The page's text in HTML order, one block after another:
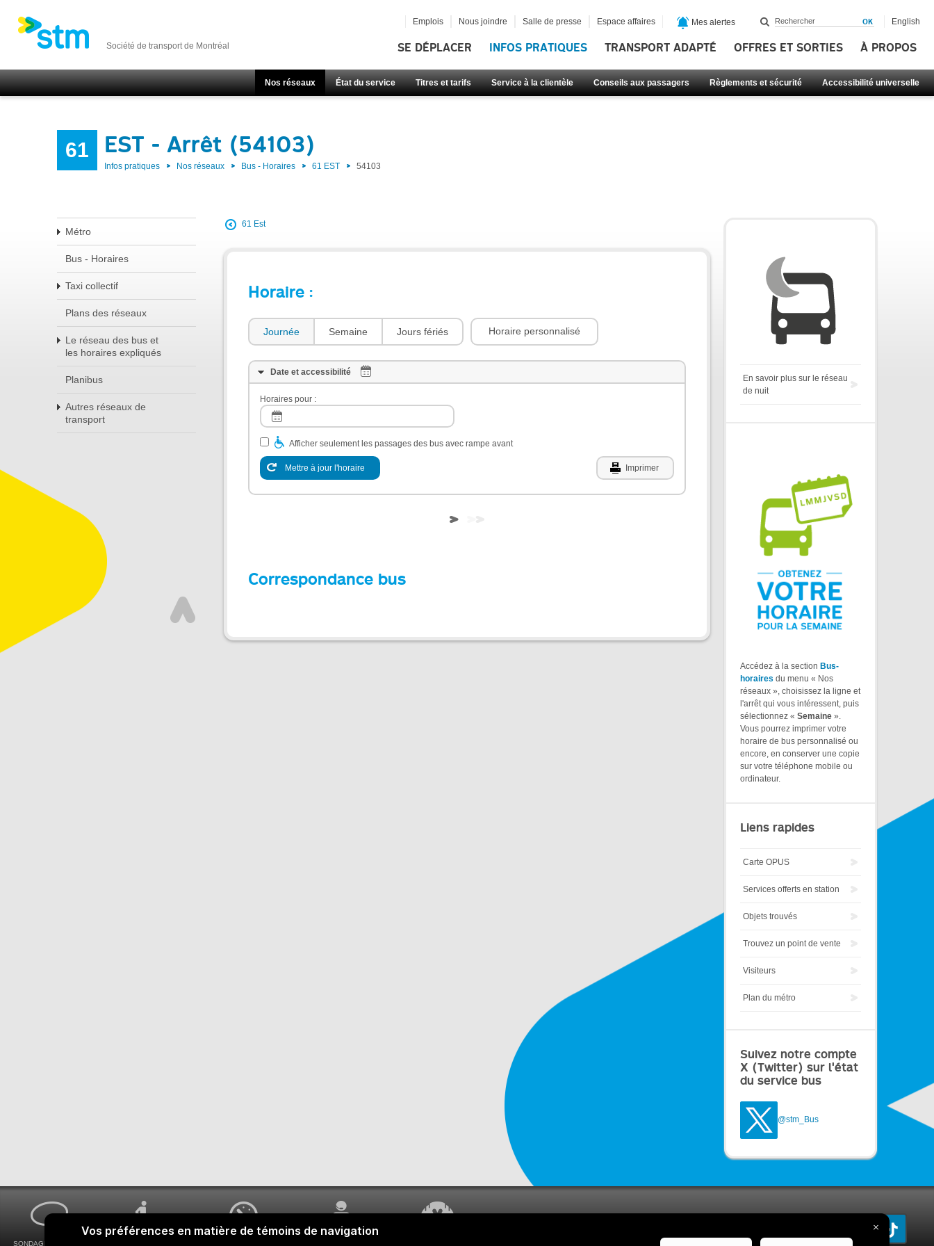
Société de transport de Montréal SE DÉPLACER INFOS PRATIQUES TRANSPORT ADAPTÉ OFFRES ET SORTIES À PROPOS
Nos réseaux État du service Titres et tarifs Service à la clientèle Conseils aux passagers Règlements et sécurité Accessibilité universelle
Emplois Nous joindre Salle de presse Espace affaires Mes alertes English
61 EST - Arrêt (54103)
Infos pratiques Nos réseaux Bus - Horaires 61 EST 54103
Métro
Bus - Horaires
Taxi collectif
Plans des réseaux
Le réseau des bus et
les horaires expliqués
Planibus
Autres réseaux de
transport
61 Est
Horaire :
Journée Semaine Jours fériés Horaire personnalisé
Date et accessibilité
Horaires pour :
Afficher seulement les passages des bus avec rampe avant
Mettre à jour l'horaire Imprimer
Correspondance bus
En savoir plus sur le réseau
de nuit
Accédez à la section Bus-
horaires du menu « Nos
réseaux », choisissez la ligne et
l'arrêt qui vous intéressent, puis
sélectionnez « Semaine ».
Vous pourrez imprimer votre
horaire de bus personnalisé ou
encore, en conserver une copie
sur votre téléphone mobile ou
ordinateur.
Liens rapides
Carte OPUS
Services offerts en station
Objets trouvés
Trouvez un point de vente
Visiteurs
Plan du métro
Suivez notre compte
X (Twitter) sur l'état
du service bus
@stm_Bus
SONDAGES MA VOIX